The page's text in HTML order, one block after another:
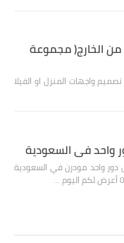
الخارج( مجموعة
واجهات المنزل او الفيلا
دور واحد مودرن في السعودية